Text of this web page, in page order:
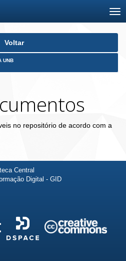
Voltar
UNB
no repositório de acordo com a
Central
Digital - GID